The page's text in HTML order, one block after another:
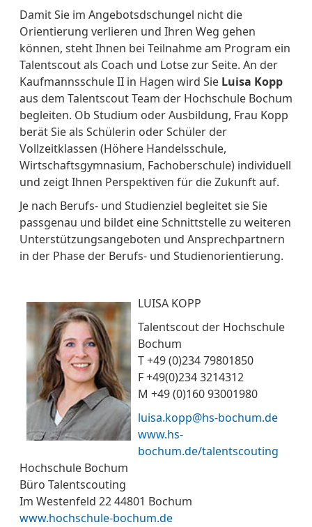
Damit Sie im Angebotsdschungel nicht die
Orientierung verlieren und Ihren Weg gehen
können, steht Ihnen bei Teilnahme am Program ein
Talentscout als Coach und Lotse zur Seite. An der
Kaufmannsschule II in Hagen wird Sie Luisa Kopp
aus dem Talentscout Team der Hochschule Bochum
begleiten. Ob Studium oder Ausbildung, Frau Kopp
berät Sie als Schülerin oder Schüler der
Vollzeitklassen (Höhere Handelsschule,
Wirtschaftsgymnasium, Fachoberschule) individuell
und zeigt Ihnen Perspektiven für die Zukunft auf.
Je nach Berufs- und Studienziel begleitet sie Sie
passgenau und bildet eine Schnittstelle zu weiteren
Unterstützungsangeboten und Ansprechpartnern
in der Phase der Berufs- und Studienorientierung.
LUISA KOPP
Talentscout der Hochschule
Bochum
T +49 (0)234 79801850
F +49(0)234 3214312
M +49 (0)160 93001980
luisa.kopp@hs-bochum.de
www.hs-
bochum.de/talentscouting
Hochschule Bochum
Büro Talentscouting
Im Westenfeld 22 44801 Bochum
www.hochschule-bochum.de